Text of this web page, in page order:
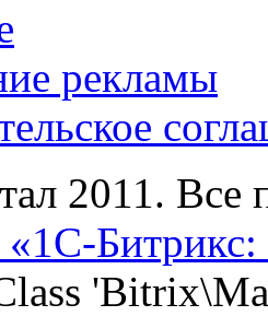
рекламы
2011. Все
«1С-